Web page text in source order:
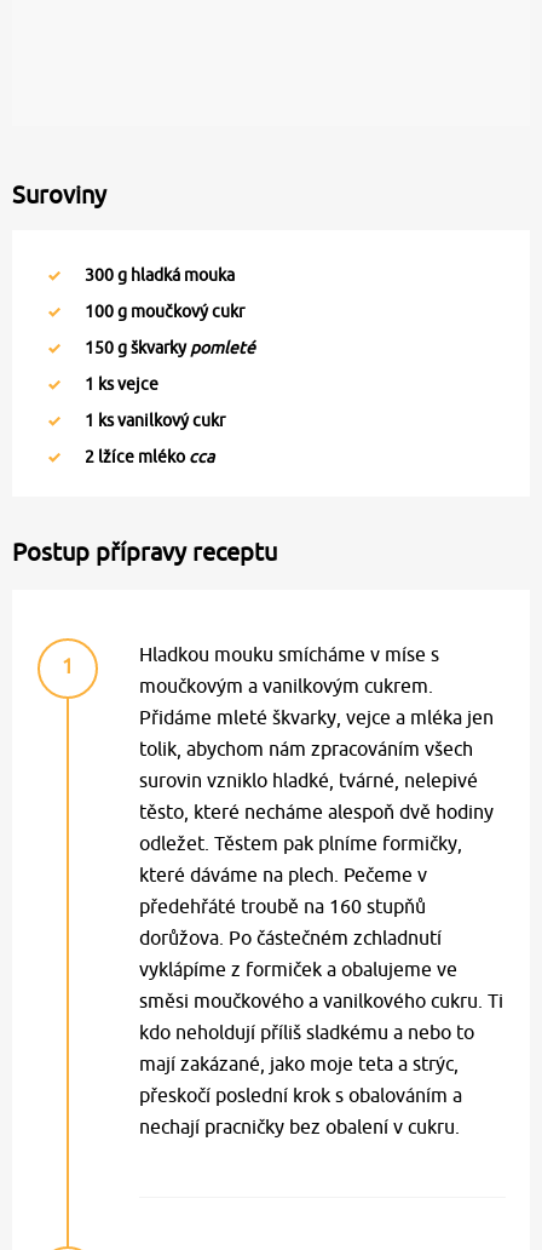
Suroviny
300g hladká mouka
100g moučkový cukr
150g škvarkypomleté
1 ks vejce
1 ks vanilkový cukr
2 lžíce mléko cca
Postup přípravy receptu
1
Hladkou mouku smícháme v míse s
moučkovým a vanilkovým cukrem.
Přidáme mleté škvarky, vejce a mléka jen
tolik, abychom nám zpracováním všech
surovin vzniklo hladké, tvárné, nelepivé
těsto, které necháme alespoň dvě hodiny
odležet. Těstem pak plníme formičky,
které dáváme na plech. Pečeme v
předehřáté troubě na 160 stupňů
dorůžova. Po částečném zchladnutí
vyklápíme z formiček a obalujeme ve
směsi moučkového a vanilkového cukru. Ti
kdo neholdují příliš sladkému a nebo to
mají zakázané, jako moje teta a strýc,
přeskočí poslední krok s obalováním a
nechají pracničky bez obalení v cukru.